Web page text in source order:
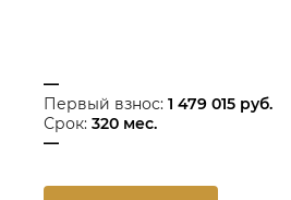
—
Первый взнос: 1 479 015 руб.
Срок: 320 мес.
—